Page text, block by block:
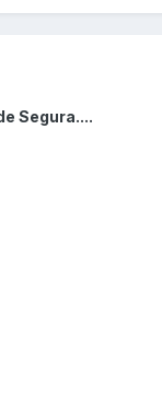
Segura....